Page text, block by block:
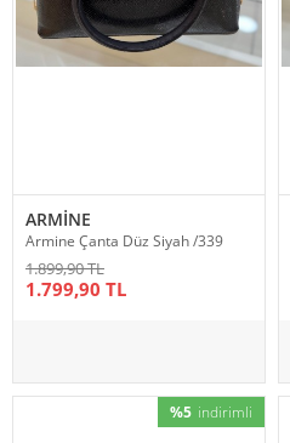
ARMİNE
Armine Çanta Düz Siyah /339
1.899,90 TL
1.799,90 TL
%5 indirimli